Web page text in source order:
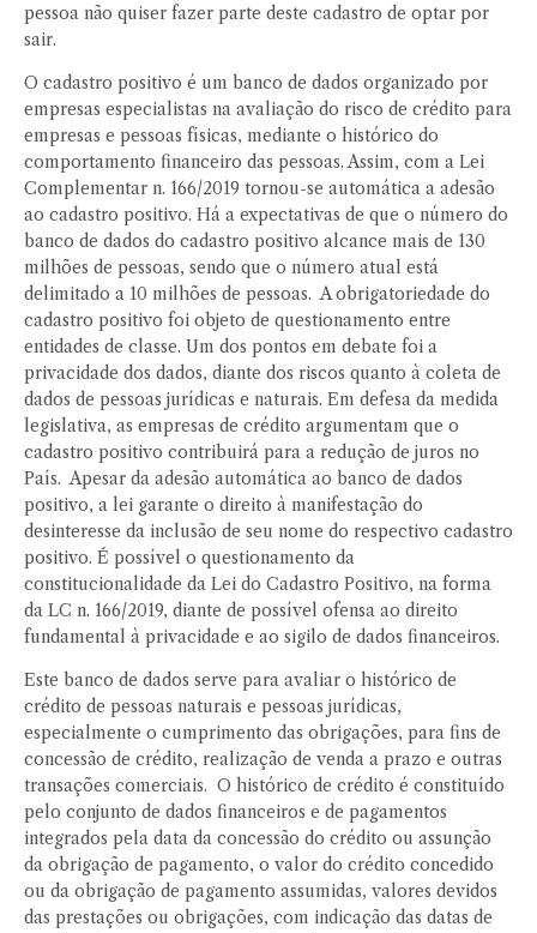
pessoa não quiser fazer parte deste cadastro de optar por
sair.
O cadastro positivo é um banco de dados organizado por
empresas especialistas na avaliação do risco de crédito para
empresas e pessoas físicas, mediante o histórico do
comportamento financeiro das pessoas. Assim, com a Lei
Complementar n. 166/2019 tornou-se automática a adesão
ao cadastro positivo. Há a expectativas de que o número do
banco de dados do cadastro positivo alcance mais de 130
milhões de pessoas, sendo que o número atual está
delimitado a 10 milhões de pessoas. A obrigatoriedade do
cadastro positivo foi objeto de questionamento entre
entidades de classe. Um dos pontos em debate foi a
privacidade dos dados, diante dos riscos quanto à coleta de
dados de pessoas jurídicas e naturais. Em defesa da medida
legislativa, as empresas de crédito argumentam que o
cadastro positivo contribuirá para a redução de juros no
País. Apesar da adesão automática ao banco de dados
positivo, a lei garante o direito à manifestação do
desinteresse da inclusão de seu nome do respectivo cadastro
positivo. É possível o questionamento da
constitucionalidade da Lei do Cadastro Positivo, na forma
da LC n. 166/2019, diante de possível ofensa ao direito
fundamental à privacidade e ao sigilo de dados financeiros.
Este banco de dados serve para avaliar o histórico de
crédito de pessoas naturais e pessoas jurídicas,
especialmente o cumprimento das obrigações, para fins de
concessão de crédito, realização de venda a prazo e outras
transações comerciais. O histórico de crédito é constituído
pelo conjunto de dados financeiros e de pagamentos
integrados pela data da concessão do crédito ou assunção
da obrigação de pagamento, o valor do crédito concedido
ou da obrigação de pagamento assumidas, valores devidos
das prestações ou obrigações, com indicação das datas de